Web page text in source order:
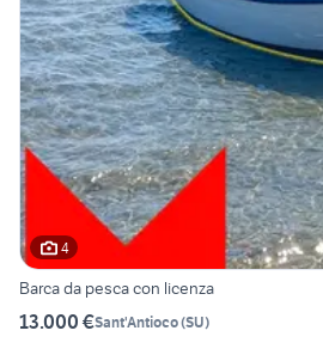
4
Barca da pesca con licenza
13.000 €Sant'Antioco(SU)